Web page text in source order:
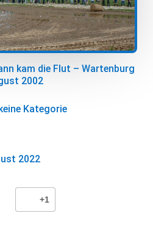
kam die Flut – Wartenburg
2002
Kategorie
2022
+1